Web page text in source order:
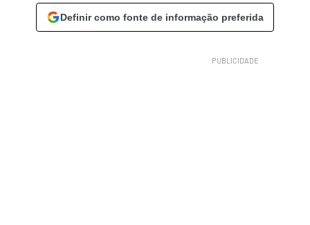
Definir como fonte de informação preferida